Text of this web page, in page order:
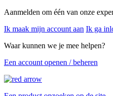
Aanmelden om één van onze
Ik maak mijn account aan Ik ga
Waar kunnen we je mee helpen?
Een account openen / beheren